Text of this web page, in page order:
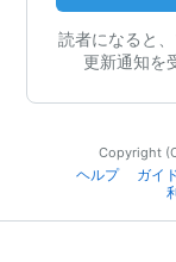
読者になると
更新通知を
Copyright
ヘルプ
ガイ